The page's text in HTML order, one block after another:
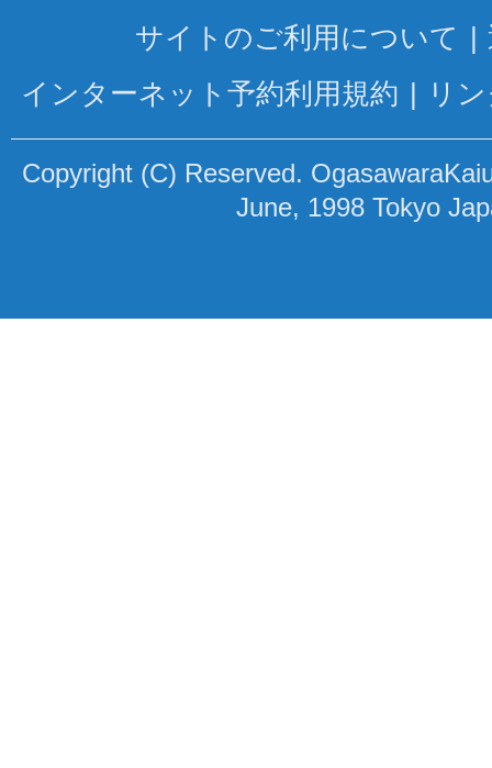
サイトのご利用について
インターネット予約利用規約
リ
Copyright (C) Reserved.
June, 1998 Tokyo